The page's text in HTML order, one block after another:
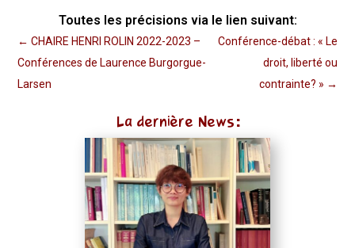
Toutes les précisions via le lien suivant:
←CHAIRE HENRI ROLIN 2022-2023 –
Conférences de Laurence Burgorgue-
Larsen
Conférence-débat : « Le
droit, liberté ou
contrainte? » →
La dernière News: